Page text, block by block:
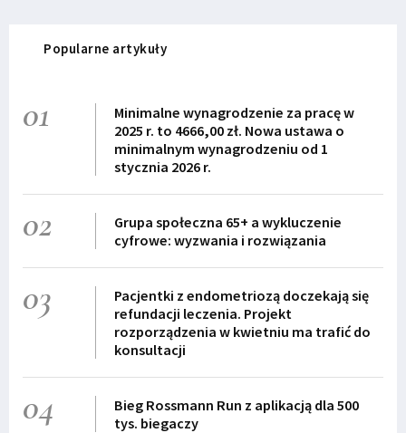
Popularne artykuły
01
Minimalne wynagrodzenie za pracę w
2025 r. to 4666,00 zł. Nowa ustawa o
minimalnym wynagrodzeniu od 1
stycznia 2026 r.
02
Grupa społeczna 65+ a wykluczenie
cyfrowe: wyzwania i rozwiązania
03
Pacjentki z endometriozą doczekają się
refundacji leczenia. Projekt
rozporządzenia w kwietniu ma trafić do
konsultacji
04
Bieg Rossmann Run z aplikacją dla 500
tys. biegaczy